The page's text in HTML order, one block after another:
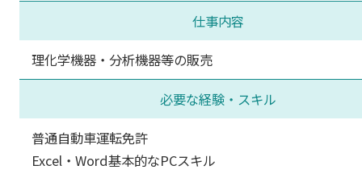
仕事内容
理化学機器・分析機器等の販売
必要な経験・スキル
普通自動車運転免許
Excel・Word基本的なPCスキル